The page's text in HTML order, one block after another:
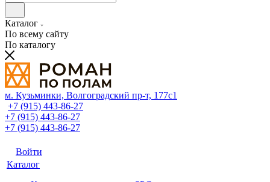
Каталог
По всему сайту
По каталогу
м. Кузьминки, Волгоградский пр‑т, 177с1
+7 (915) 443-86-27
+7 (915) 443-86-27
+7 (915) 443-86-27
Войти
Каталог